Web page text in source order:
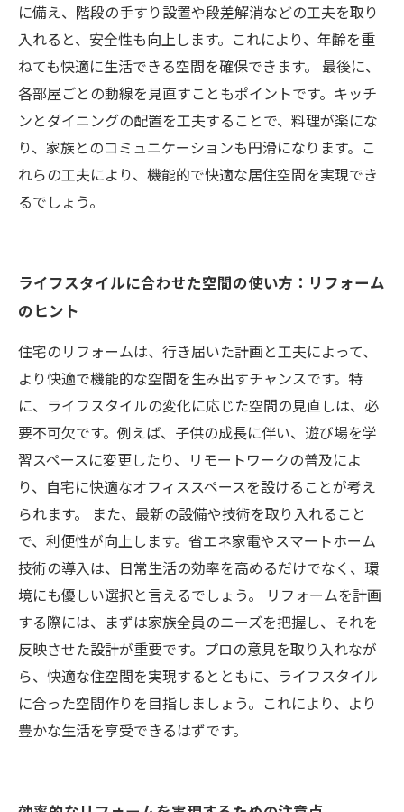
に備え、階段の手すり設置や段差解消などの工夫を取り
入れると、安全性も向上します。これにより、年齢を重
ねても快適に生活できる空間を確保できます。 最後に、
各部屋ごとの動線を見直すこともポイントです。キッチ
ンとダイニングの配置を工夫することで、料理が楽にな
り、家族とのコミュニケーションも円滑になります。こ
れらの工夫により、機能的で快適な居住空間を実現でき
るでしょう。
ライフスタイルに合わせた空間の使い方：リフォーム
のヒント
住宅のリフォームは、行き届いた計画と工夫によって、
より快適で機能的な空間を生み出すチャンスです。特
に、ライフスタイルの変化に応じた空間の見直しは、必
要不可欠です。例えば、子供の成長に伴い、遊び場を学
習スペースに変更したり、リモートワークの普及によ
り、自宅に快適なオフィススペースを設けることが考え
られます。 また、最新の設備や技術を取り入れること
で、利便性が向上します。省エネ家電やスマートホーム
技術の導入は、日常生活の効率を高めるだけでなく、環
境にも優しい選択と言えるでしょう。 リフォームを計画
する際には、まずは家族全員のニーズを把握し、それを
反映させた設計が重要です。プロの意見を取り入れなが
ら、快適な住空間を実現するとともに、ライフスタイル
に合った空間作りを目指しましょう。これにより、より
豊かな生活を享受できるはずです。